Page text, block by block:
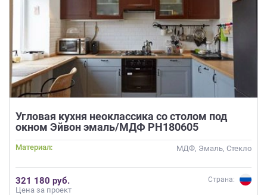
Угловая кухня неоклассика со столом под
окном Эйвон эмаль/МДФ РН180605
Материал: МДФ, Эмаль, Стекло
321 180 руб.
Цена за проект
Страна: